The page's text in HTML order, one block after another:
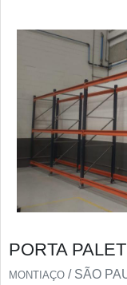
PORTA
MONTIAÇO / SÃO